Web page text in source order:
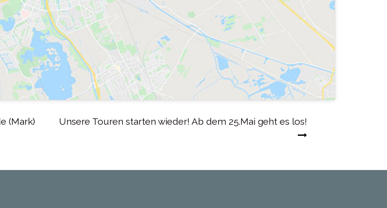
(Mark) Unsere Touren starten wieder! Ab dem 25.Mai geht es los!